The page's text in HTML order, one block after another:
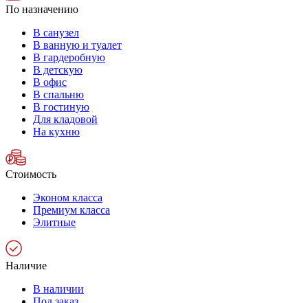
По назначению
В санузел
В ванную и туалет
В гардеробную
В детскую
В офис
В спальню
В гостиную
Для кладовой
На кухню
Стоимость
Эконом класса
Премиум класса
Элитные
Наличие
В наличии